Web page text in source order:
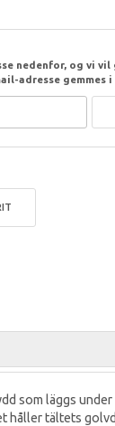
nedenfor, og vi vil
adresse gemmes i
som läggs
håller tältets